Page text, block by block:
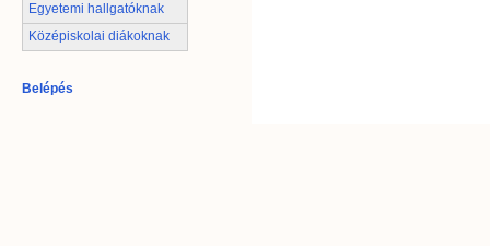
Egyetemi hallgatóknak
Középiskolai diákoknak
Belépés